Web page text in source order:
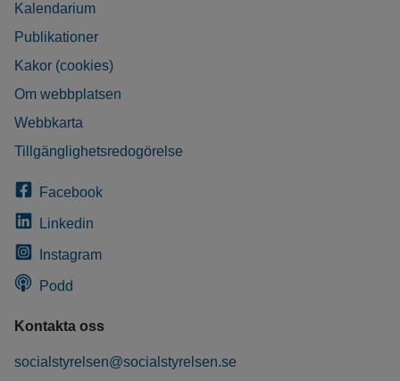
Kalendarium
Publikationer
Kakor (cookies)
Om webbplatsen
Webbkarta
Tillgänglighetsredogörelse
Facebook
Linkedin
Instagram
Podd
Kontakta oss
socialstyrelsen@socialstyrelsen.se